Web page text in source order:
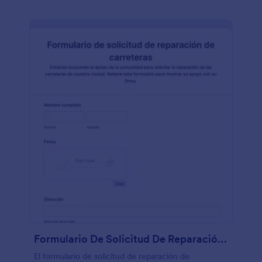
Formulario De Solicitud De Reparación De Carreteras
El formulario de solicitud de reparación de